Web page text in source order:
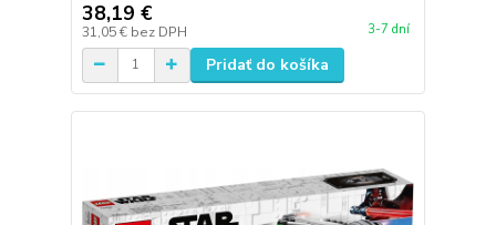
38,19 €
31,05 € bez DPH 3-7 dní
Pridať do košíka